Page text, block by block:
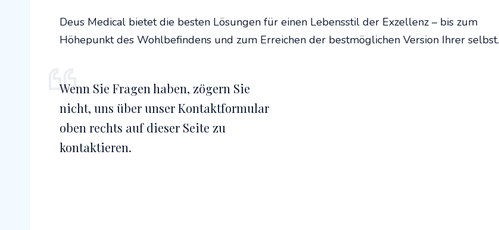
Deus Medical bietet die besten Lösungen für einen Lebensstil der Exzellenz – bis zum
Höhepunkt des Wohlbefindens und zum Erreichen der bestmöglichen Version Ihrer selbst.
Wenn Sie Fragen haben, zögern Sie
nicht, uns über unser Kontaktformular
oben rechts auf dieser Seite zu
kontaktieren.